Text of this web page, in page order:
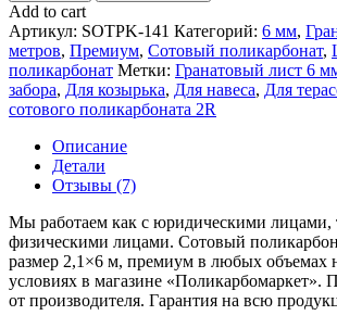
Add to cart
Артикул: SOTPK-141 Категорий: 6 мм,
метров, Премиум, Сотовый поликарбонат,
поликарбонат Метки: Гранатовый лист 6
забора, Для козырька, Для навеса, Для
сотового поликарбоната 2R
Описание
Детали
Отзывы (7)
Мы работаем как с юридическими лицами,
физическими лицами. Сотовый
размер 2,1×6 м, премиум в любых объемах
условиях в магазине «Поликарбомаркет».
от производителя. Гарантия на всю